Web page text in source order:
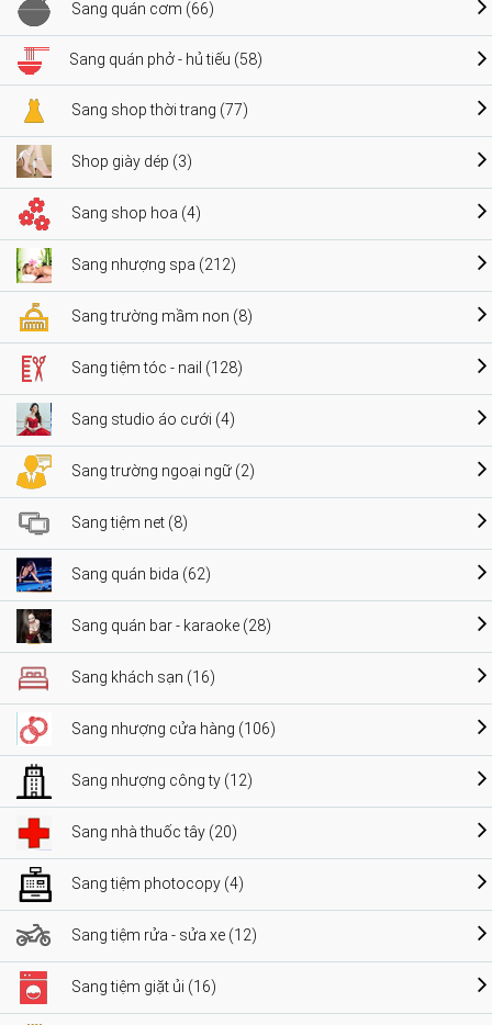
Sang quán cơm (66)
Sang quán phở - hủ tiếu (58)
Sang shop thời trang (77)
Shop giày dép (3)
Sang shop hoa (4)
Sang nhượng spa (212)
Sang trường mầm non (8)
Sang tiệm tóc - nail (128)
Sang studio áo cưới (4)
Sang trường ngoại ngữ (2)
Sang tiệm net (8)
Sang quán bida (62)
Sang quán bar - karaoke (28)
Sang khách sạn (16)
Sang nhượng cửa hàng (106)
Sang nhượng công ty (12)
Sang nhà thuốc tây (20)
Sang tiệm photocopy (4)
Sang tiệm rửa - sửa xe (12)
Sang tiệm giặt ủi (16)